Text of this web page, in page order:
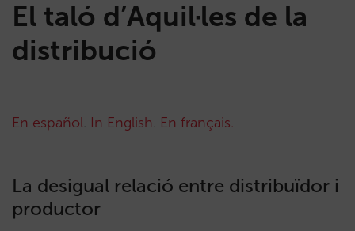
El taló d’Aquil·les de la
distribució
En español. In English. En français.
La desigual relació entre distribuïdor i
productor